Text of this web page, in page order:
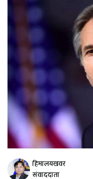
हिमालयखवर
संवाददाता